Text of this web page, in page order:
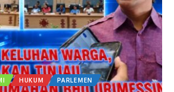
HUKUM
PARLEMEN